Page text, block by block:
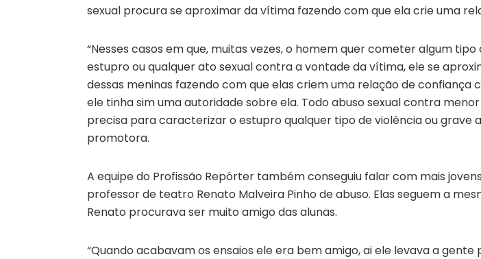
sexual procura se aproximar da vítima fazendo com que ela crie uma
“Nesses casos em que, muitas vezes, o homem quer cometer algum tipo
estupro ou qualquer ato sexual contra a vontade da vítima, ele se
dessas meninas fazendo com que elas criem uma relação de confiança
ele tinha sim uma autoridade sobre ela. Todo abuso sexual contra menor
precisa para caracterizar o estupro qualquer tipo de violência ou grave
promotora.
A equipe do Profissão Repórter também conseguiu falar com mais
professor de teatro Renato Malveira Pinho de abuso. Elas seguem a
Renato procurava ser muito amigo das alunas.
“Quando acabavam os ensaios ele era bem amigo, ai ele levava a